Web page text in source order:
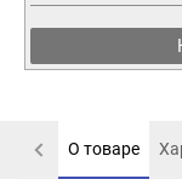
О товаре